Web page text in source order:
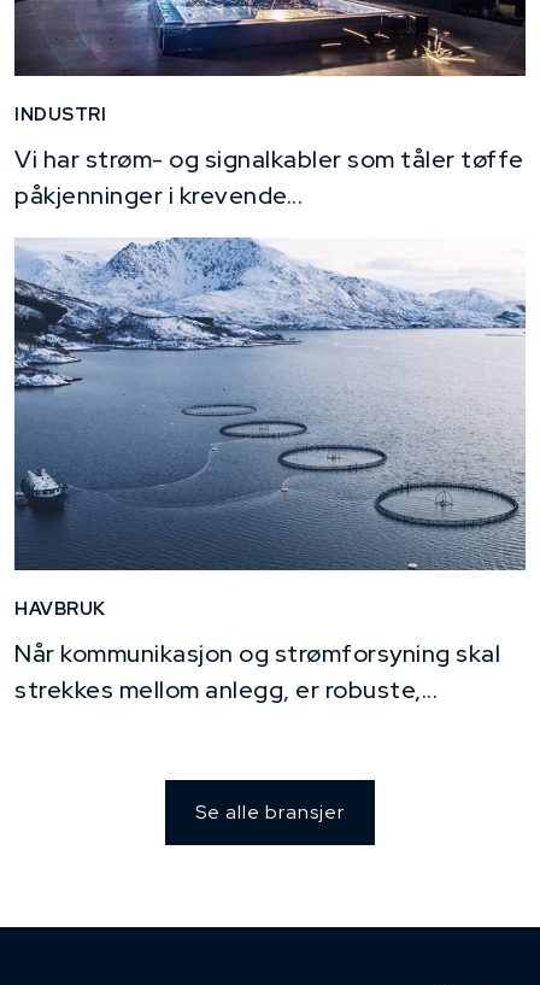
INDUSTRI
Vi har strøm- og signalkabler som tåler tøffe
påkjenninger i krevende...
HAVBRUK
Når kommunikasjon og strømforsyning skal
strekkes mellom anlegg, er robuste,...
Se alle bransjer